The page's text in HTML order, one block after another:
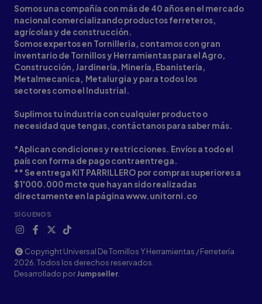
Somos una compañía con más de 40 años en el mercado
nacional comercializando productos ferreteros,
agrícolas y de construcción.
Somos expertos en Tornilleria, contamos con gran
inventario de Tornillos y Herramientas para el Agro,
Construcción, Jardinería, Minería, Ebanistería,
Metalmecanica, Metalurgia y para todos los
sectores como el Industrial.
Suplimos tu industria con cualquier producto o
necesidad que tengas, contáctanos para saber más.
*Aplican condiciones y restricciones. Envíos a todo el
país con forma de pago contraentrega.
** Se entrega KIT PARRILLERO por compras superiores a
$1'000.000 mcte que hayan sido realizadas
directamente en la página www.unitorni.co
SÍGUENOS
Copyright Universal De Tornillos Y Herramientas / Ferretería
2026. Todos los derechos reservados.
Desarrollado porJumpseller